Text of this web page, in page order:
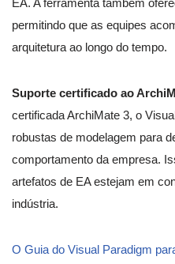
EA. A ferramenta também
permitindo que as equipes
arquitetura ao longo do tempo.
Suporte certificado ao
certificada ArchiMate 3, o
robustas de modelagem para
comportamento da empresa.
artefatos de EA estejam em
indústria.
O Guia do Visual Paradigm